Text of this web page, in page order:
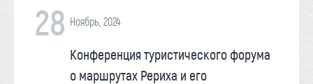
28 Ноябрь, 2024
Конференция туристического форума
о маршрутах Рериха и его